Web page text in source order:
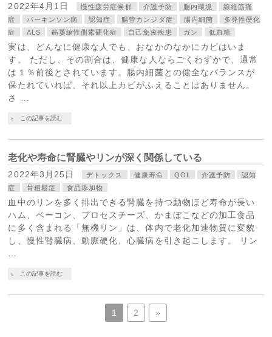
2022年4月1日 慢性疲労症候群 介護予防 腸内環境
線維筋痛
症
パーキンソン病 認知症 腸管カンジダ症 腸内細菌
多発性硬化
症
ALS 筋萎縮性側索硬化症 自己免疫疾患 ガン 低血糖
実は、どんなに健康な人でも、おなかのなかにカビはいま
す。 ただし、その割合は、健康な人ならごくわずかで、通常
は１％前後とされています。腸内細菌との健全なバランスが
保たれていれば、それ以上カビがふえることはありません。
さ …
この記事を読む
老化や寿命に腎臓やリンが深く関係している
2022年3月25日 デトックス 健康寿命 QOL 介護予防
認知
症
骨粗鬆症 食品添加物
血中のリンを多く排出できる腎臓を持つ動物ほど寿命が長い
ハム、ベーコン、プロセスチーズ、かまぼこなどの加工食品
に多く含まれる「無機リン」は、体内で老化加速物質に変貌
し、慢性腎臓病、動脈硬化、心臓病を引き起こします。 リン
この記事を読む
1 2 »